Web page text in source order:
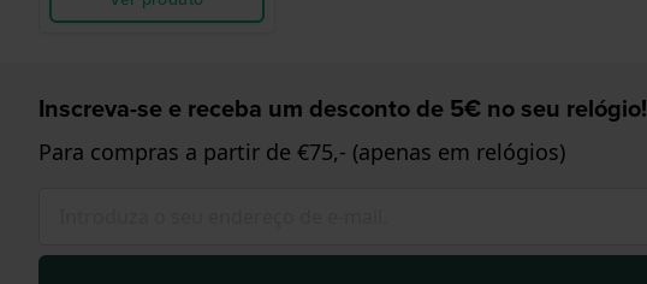
Inscreva-se e receba um desconto de 5€ no seu relógio!
Para compras a partir de €75,- (apenas em relógios)